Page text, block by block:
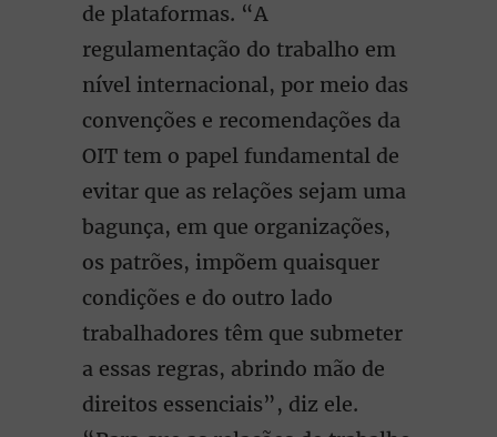
de plataformas. “A
regulamentação do trabalho em
nível internacional, por meio das
convenções e recomendações da
OIT tem o papel fundamental de
evitar que as relações sejam uma
bagunça, em que organizações,
os patrões, impõem quaisquer
condições e do outro lado
trabalhadores têm que submeter
a essas regras, abrindo mão de
direitos essenciais”, diz ele.